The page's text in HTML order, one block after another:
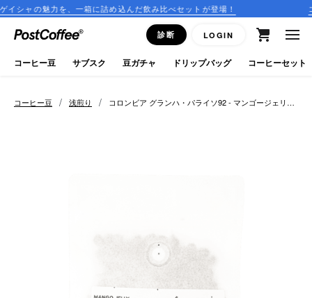
、一箱に詰め込んだ飲み比べセットが登場！ コーヒーのサ
診断 LOGIN
close
ログイン
新規会員登録
コーヒー豆 / 浅煎り / コロンビア グランハ・パライソ92 - マンゴージェリー
- プリズムコーヒーワークス
コーヒー豆 サブスク 豆ガチャ ドリップバッグ コーヒーセット